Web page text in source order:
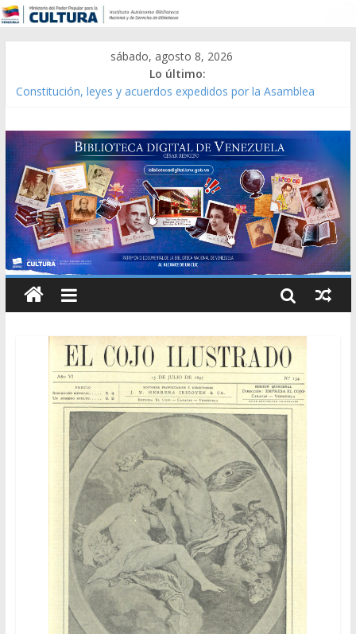
sábado, agosto 8, 2026
Lo último:
Constitución, leyes y acuerdos expedidos por la Asamblea
Modesta Bor Sánchez [material gráfico]
Gaceta Oficial de la República de Venezuela año CXXXIII Mes V,
Caracas 09 de marzo de 2006 N° 38.394
Catálogo temático de obras de Modesta Bor